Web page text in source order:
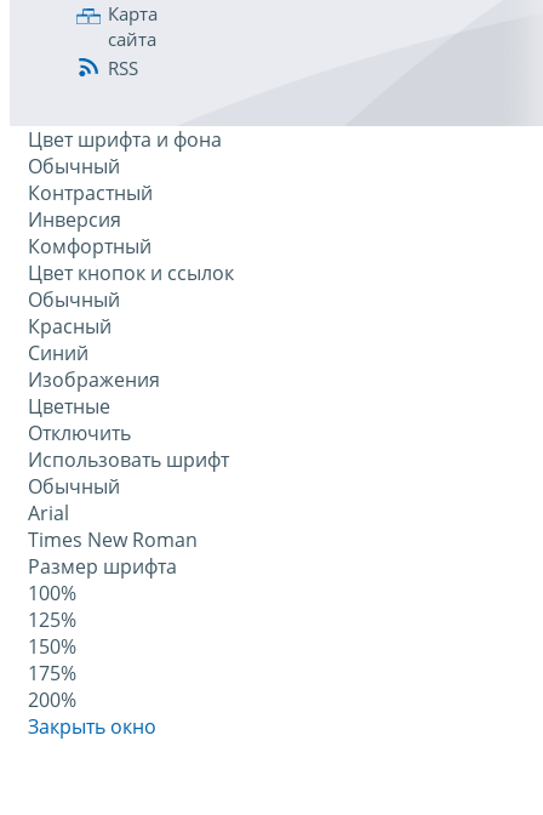
Карта
сайта
RSS
Цвет шрифта и фона
Обычный
Контрастный
Инверсия
Комфортный
Цвет кнопок и ссылок
Обычный
Красный
Синий
Изображения
Цветные
Отключить
Использовать шрифт
Обычный
Arial
Times New Roman
Размер шрифта
100%
125%
150%
175%
200%
Закрыть окно